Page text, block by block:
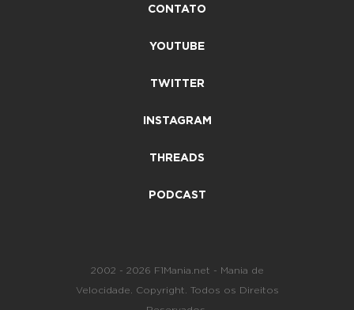
CONTATO
YOUTUBE
TWITTER
INSTAGRAM
THREADS
PODCAST
2002 - 2026 F1Mania.net - Mania de
Velocidade. Copyright. Todos os Direitos